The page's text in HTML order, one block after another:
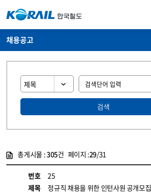
채용공고
검색
총게시물 :305건 페이지 :29/31
번호
25
제목
정규직 채용을 위한 인턴사원 공개모집